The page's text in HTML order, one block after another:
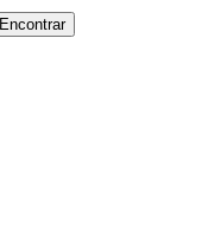
Encontrar